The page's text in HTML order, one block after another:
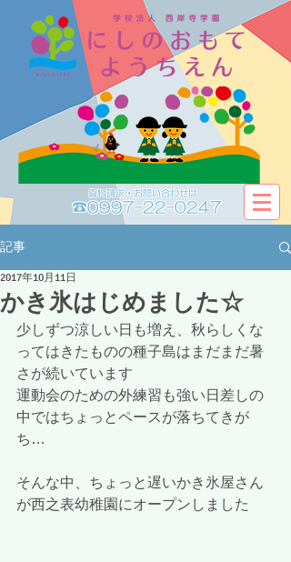
資料請求・お問い合わせは​​
☎0997-22-0247
記事
かき氷はじめました☆
2017年10月11日
少しずつ涼しい日も増え、秋らしくな
ってはきたものの種子島はまだまだ暑
さが続いています
運動会のための外練習も強い日差しの
中ではちょっとペースが落ちてきが
ち…
そんな中、ちょっと遅いかき氷屋さん
が西之表幼稚園にオープンしました